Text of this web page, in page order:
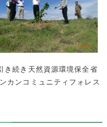
き続き天然資源環境保全省
カンコミュニティフォレス